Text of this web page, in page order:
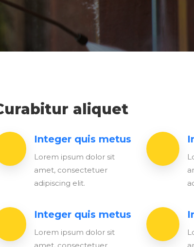
aliquet
Integer quis metus
Lorem ipsum dolor sit
amet, consectetuer
adipiscing elit.
Integer quis metus
Lorem ipsum dolor sit
amet, consectetuer